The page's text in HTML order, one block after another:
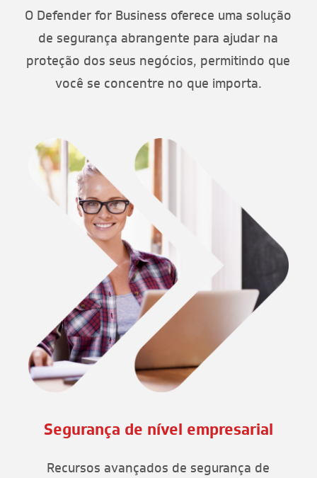
O Defender for Business oferece uma solução
de segurança abrangente para ajudar na
proteção dos seus negócios, permitindo que
você se concentre no que importa.
Segurança de nível empresarial
Recursos avançados de segurança de